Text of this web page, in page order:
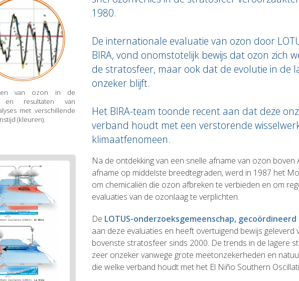
1980.
De internationale evaluatie van ozon door
BIRA, vond onomstotelijk bewijs dat ozon zich
de stratosfeer, maar ook dat de evolutie in de
onzeker blijft.
Het BIRA-team toonde recent aan dat deze
verband houdt met een verstorende
klimaatfenomeen.
Body
text
Na de ontdekking van een snelle afname van ozon
afname op middelste breedtegraden, werd in 1987 het
om chemicaliën die ozon afbreken te verbieden en om
evaluaties van de ozonlaag te verplichten.
De LOTUS-onderzoeksgemeenschap,
aan deze evaluaties en heeft overtuigend bewijs
bovenste stratosfeer sinds 2000. De trends in de lagere
zeer onzeker vanwege grote meetonzekerheden en
die welke verband houdt met het El Niño Southern
van ozon in de
en resultaten van
met verschillende
(kleuren).